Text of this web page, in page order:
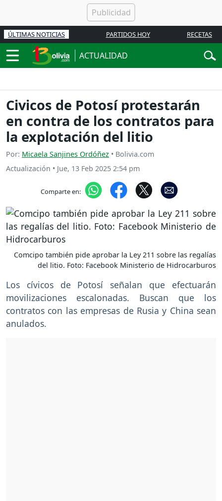
ÚLTIMAS NOTICIAS PARTIDOS HOY RECETAS
ACTUALIDAD
Civicos de Potosí protestarán
en contra de los contratos para
la explotación del litio
Por: Micaela Sanjines Ordóñez • Bolivia.com
Actualización • Jue, 13 Feb 2025 2:54 pm
Comparte en:
Comcipo también pide aprobar la Ley 211 sobre las regalías
del litio. Foto: Facebook Ministerio de Hidrocarburos
Los cívicos de Potosí señalan que efectuarán
movilizaciones escalonadas. Buscan que los
contratos con las empresas de Rusia y China sean
anulados.